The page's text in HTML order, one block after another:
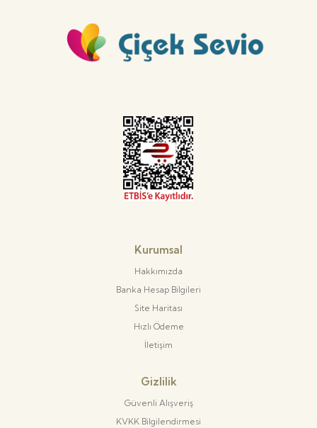
Kurumsal
Hakkımızda
Banka Hesap Bilgileri
Site Haritası
Hızlı Ödeme
İletişim
Gizlilik
Güvenli Alışveriş
KVKK Bilgilendirmesi